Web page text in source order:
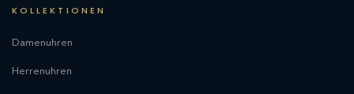
KOLLEKTIONEN
Damenuhren
Herrenuhren